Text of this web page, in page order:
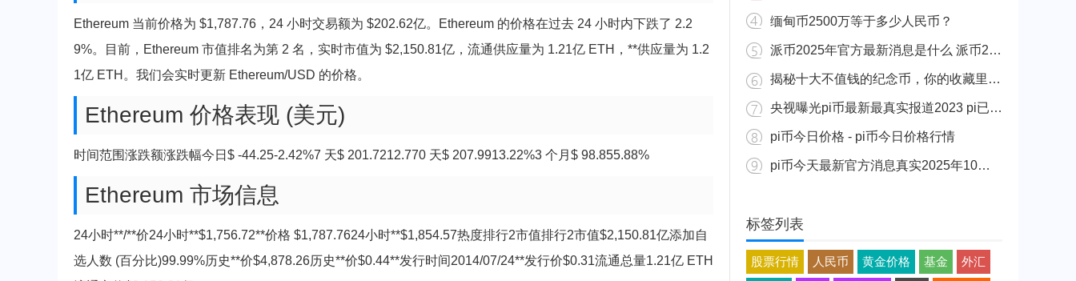
Ethereum 当前价格为 $1,787.76，24 小时交易额为 $202.62亿。Ethereum 的价格在过去 24 小时内下跌了 2.2
9%。目前，Ethereum 市值排名为第 2 名，实时市值为 $2,150.81亿，流通供应量为 1.21亿 ETH，**供应量为 1.2
1亿 ETH。我们会实时更新 Ethereum/USD 的价格。
Ethereum 价格表现 (美元)
时间范围涨跌额涨跌幅今日$ -44.25-2.42%7 天$ 201.7212.770 天$ 207.9913.22%3 个月$ 98.855.88%
Ethereum 市场信息
24小时**/**价24小时**$1,756.72**价格 $1,787.7624小时**$1,854.57热度排行2市值排行2市值$2,150.81亿添加自
选人数 (百分比)99.99%历史**价$4,878.26历史**价$0.44**发行时间2014/07/24**发行价$0.31流通总量1.21亿 ETH
缅甸币2500万等于多少人民币？
派币2025年官方最新消息是什么 派币2025年官方最新消息真实分享
揭秘十大不值钱的纪念币，你的收藏里有吗？
央视曝光pi币最新最真实报道2023 pi已经成功了是真的吗（假的）
pi币今日价格 - pi币今日价格行情
pi币今天最新官方消息真实2025年10月 派币今天最新消息介绍
标签列表
股票行情 人民币 黄金价格 基金 外汇